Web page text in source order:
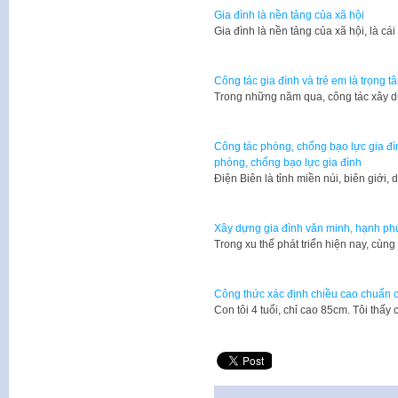
Gia đình là nền tảng của xã hội
Gia đình là nền tảng của xã hội, là
Công tác gia đình và trẻ em là trọng
Trong những năm qua, công tác xây
Công tác phòng, chống bạo lực gia
phòng, chống bạo lực gia đình
​Điện Biên là tỉnh miền núi, biên giới,
Xây dựng gia đình văn minh, hạnh
Trong xu thế phát triển hiện nay,
Công thức xác định chiều cao chuẩn
​Con tôi 4 tuổi, chỉ cao 85cm. Tôi